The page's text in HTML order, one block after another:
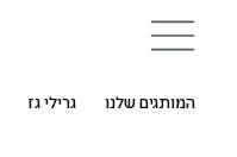
המותגים שלנו גרילי גז